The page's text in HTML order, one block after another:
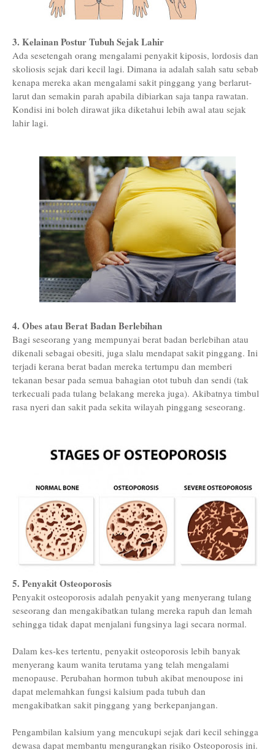
3. Kelainan Postur Tubuh Sejak Lahir
Ada sesetengah orang mengalami penyakit kiposis, lordosis dan
skoliosis sejak dari kecil lagi. Dimana ia adalah salah satu sebab
kenapa mereka akan mengalami sakit pinggang yang berlarut-
larut dan semakin parah apabila dibiarkan saja tanpa rawatan.
Kondisi ini boleh dirawat jika diketahui lebih awal atau sejak
lahir lagi.
4. Obes atau Berat Badan Berlebihan
Bagi seseorang yang mempunyai berat badan berlebihan atau
dikenali sebagai obesiti, juga slalu mendapat sakit pinggang. Ini
terjadi kerana berat badan mereka tertumpu dan memberi
tekanan besar pada semua bahagian otot tubuh dan sendi (tak
terkecuali pada tulang belakang mereka juga). Akibatnya timbul
rasa nyeri dan sakit pada sekita wilayah pinggang seseorang.
5. Penyakit Osteoporosis
Penyakit osteoporosis adalah penyakit yang menyerang tulang
seseorang dan mengakibatkan tulang mereka rapuh dan lemah
sehingga tidak dapat menjalani fungsinya lagi secara normal.
Dalam kes-kes tertentu, penyakit osteoporosis lebih banyak
menyerang kaum wanita terutama yang telah mengalami
menopause. Perubahan hormon tubuh akibat menoupose ini
dapat melemahkan fungsi kalsium pada tubuh dan
mengakibatkan sakit pinggang yang berkepanjangan.
Pengambilan kalsium yang mencukupi sejak dari kecil sehingga
dewasa dapat membantu mengurangkan risiko Osteoporosis ini.